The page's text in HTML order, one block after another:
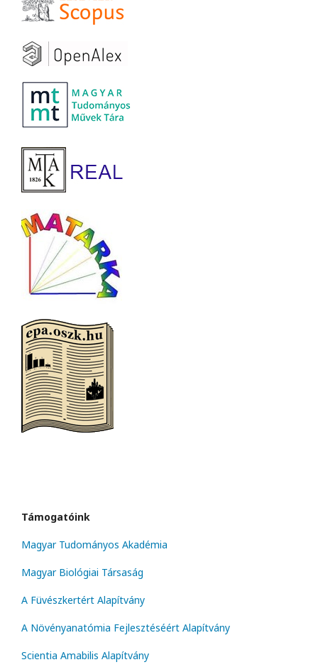
Támogatóink
Magyar Tudományos Akadémia
Magyar Biológiai Társaság
A Füvészkertért Alapítvány
A Növényanatómia Fejlesztéséért Alapítvány
Scientia Amabilis Alapítvány